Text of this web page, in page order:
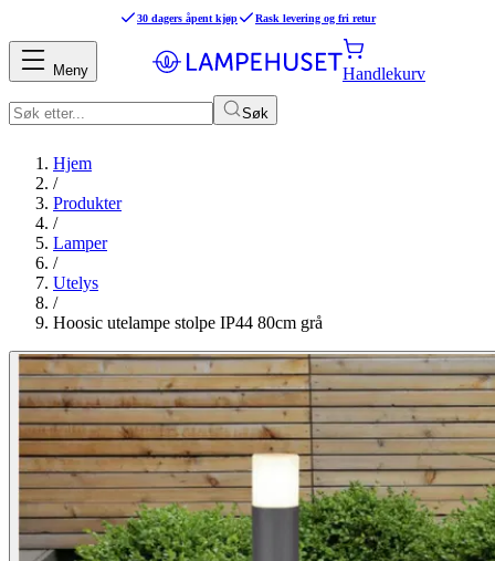
30 dagers åpent kjøp Rask levering og fri retur
Søk
Handlekurv
Meny
Hjem
/
Produkter
/
Lamper
/
Utelys
/
Hoosic utelampe stolpe IP44 80cm grå